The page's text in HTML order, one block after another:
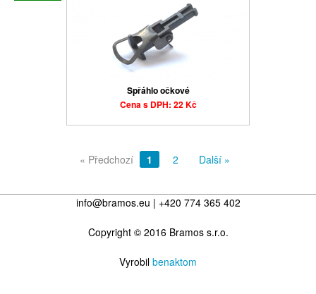
Spřáhlo očkové
Cena s DPH: 22 Kč
« Předchozí 1 2 Další »
info@bramos.eu | +420 774 365 402
Copyright © 2016 Bramos s.r.o.
Vyrobil benaktom